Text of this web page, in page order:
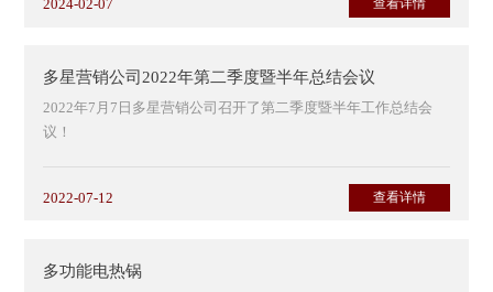
2024-02-07 查看详情
多星营销公司2022年第二季度暨半年总结会议
2022年7月7日多星营销公司召开了第二季度暨半年工作总结会
议！
董事长对营销公司的工作给予了指导指示，并对优秀业务经理奖
示！
2022-07-12 查看详情
多功能电热锅